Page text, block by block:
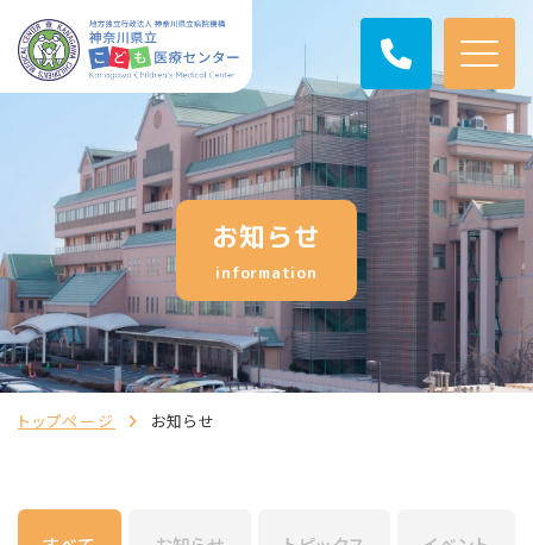
お知らせ
information
トップページ お知らせ